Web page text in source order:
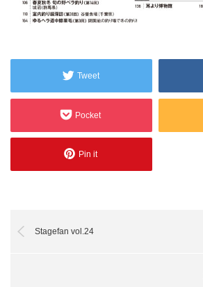
Tweet
Pocket
Pin it
Stagefan vol.24